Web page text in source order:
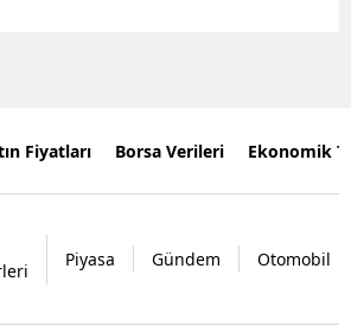
Fiyatları Borsa Verileri Ekonomik
Piyasa Gündem Otomobil